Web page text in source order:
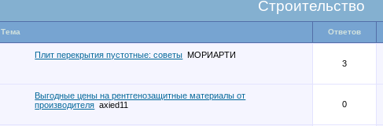
Строительство
Тема Ответов
Плит перекрытия пустотные: советы МОРИАРТИ
3
Выгодные цены на рентгенозащитные материалы от
производителя axied11 0